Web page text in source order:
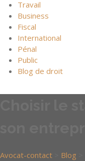
Travail
Business
Fiscal
International
Pénal
Public
Blog de droit
Avocat-contact Blog